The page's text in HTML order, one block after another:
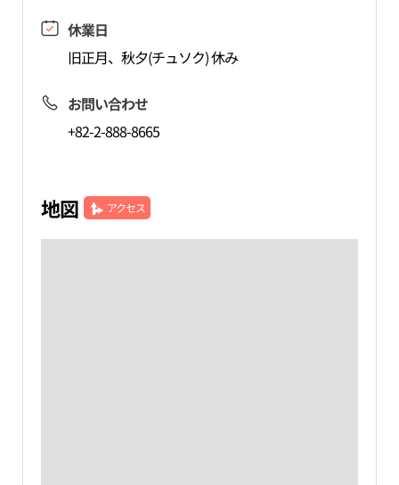
休業日
旧正月、秋夕(チュソク) 休み
お問い合わせ
+82-2-888-8665
地図 アクセス